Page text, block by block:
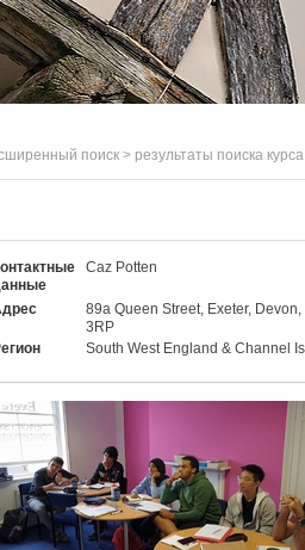
поиск > результаты поиска курса
Caz Potten
89a Queen Street, Exeter, Devon,
3RP
South West England & Channel